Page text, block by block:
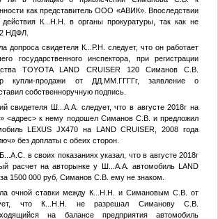
как представитель ООО «АВИК». Впоследствии
К...Н.Н.
в органы прокуратуры, так как не
НДФЛ.
допроса свидетеля К...Р.Н.
следует, что он работает
государственного инспектора, при регистрации
TOYOTA LAND CRUISER 120 Симанов С.В.
купли-продажи от
ДД.ММ.ГГГГг, заявление о
собственноручную подпись.
свидетеля Ш...А.А.
следует, что в августе 2018г на
<адрес> к нему подошел Симанов С.В. и предложил
LEXUS JX470 на LAND CRUISER, 2008 года
без доплаты с обеих сторон.
Б...А.С. в своих показаниях указал, что в августе 2018г
расчет на авторынке у
Ш...А.А.
автомобиль LAND
1500 000 руб, Симанов С.В. ему не знаком.
очной ставки междуК...Н.Н.
и Симановым С.В. от
чтоК...Н.Н.
не разрешал Симанову С.В.
на балансе предприятия автомобиль